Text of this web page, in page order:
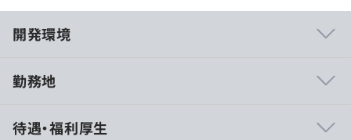
開発環境
な組織で、現在全く使っていない言語の勉強会なども開催
勤務地
待遇・福利厚生